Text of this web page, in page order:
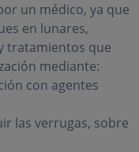
un médico, ya que
en lunares,
tratamientos que
mediante:
con agentes
las verrugas, sobre